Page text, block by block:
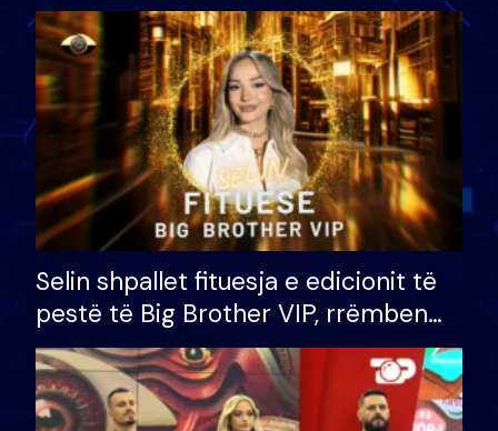
Selin shpallet fituesja e edicionit të
pestë të Big Brother VIP, rrëmben
çmimin e madh prej 100 mijë eurosh